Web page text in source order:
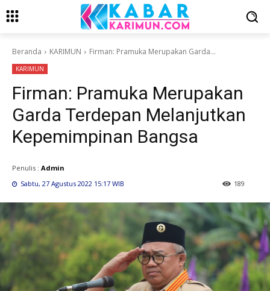
Beranda KARIMUN Firman: Pramuka Merupakan Garda...
KARIMUN
Firman: Pramuka Merupakan
Garda Terdepan Melanjutkan
Kepemimpinan Bangsa
Penulis : Admin
Sabtu, 27 Agustus 2022 15:17 WIB
189